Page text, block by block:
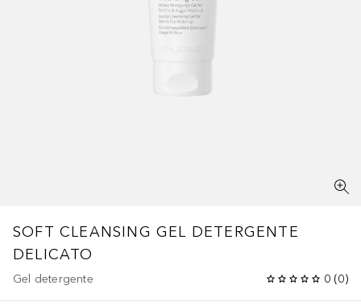
SOFT CLEANSING GEL DETERGENTE
DELICATO
Gel detergente 0 (0)